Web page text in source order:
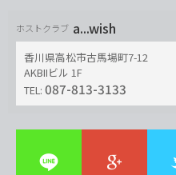
ホストクラブ a...wish
香川県高松市古馬場町7-12
AKBIIビル 1F
TEL: 087-813-3133